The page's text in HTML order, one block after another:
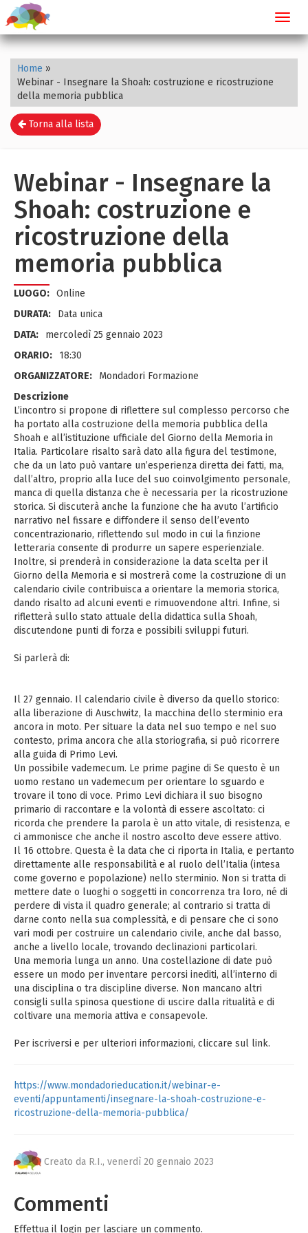
Home »
Webinar - Insegnare la Shoah: costruzione e ricostruzione
della memoria pubblica
Torna alla lista
Webinar - Insegnare la
Shoah: costruzione e
ricostruzione della
memoria pubblica
LUOGO: Online
DURATA:
Data unica
DATA:
mercoledì 25 gennaio 2023
ORARIO:
18:30
ORGANIZZATORE:
Mondadori Formazione
Descrizione
L’incontro si propone di riflettere sul complesso percorso che
ha portato alla costruzione della memoria pubblica della
Shoah e all’istituzione ufficiale del Giorno della Memoria in
Italia. Particolare risalto sarà dato alla figura del testimone,
che da un lato può vantare un’esperienza diretta dei fatti, ma,
dall’altro, proprio alla luce del suo coinvolgimento personale,
manca di quella distanza che è necessaria per la ricostruzione
storica. Si discuterà anche la funzione che ha avuto l’artificio
narrativo nel fissare e diffondere il senso dell’evento
concentrazionario, riflettendo sul modo in cui la finzione
letteraria consente di produrre un sapere esperienziale.
Inoltre, si prenderà in considerazione la data scelta per il
Giorno della Memoria e si mostrerà come la costruzione di un
calendario civile contribuisca a orientare la memoria storica,
dando risalto ad alcuni eventi e rimuovendone altri. Infine, si
rifletterà sullo stato attuale della didattica sulla Shoah,
discutendone punti di forza e possibili sviluppi futuri.
Si parlerà di:
Il 27 gennaio. Il calendario civile è diverso da quello storico:
alla liberazione di Auschwitz, la macchina dello sterminio era
ancora in moto. Per situare la data nel suo tempo e nel suo
contesto, prima ancora che alla storiografia, si può ricorrere
alla guida di Primo Levi.
Un possibile vademecum. Le prime pagine di Se questo è un
uomo restano un vademecum per orientare lo sguardo e
trovare il tono di voce. Primo Levi dichiara il suo bisogno
primario di raccontare e la volontà di essere ascoltato: ci
ricorda che prendere la parola è un atto vitale, di resistenza, e
ci ammonisce che anche il nostro ascolto deve essere attivo.
Il 16 ottobre. Questa è la data che ci riporta in Italia, e pertanto
direttamente alle responsabilità e al ruolo dell’Italia (intesa
come governo e popolazione) nello sterminio. Non si tratta di
mettere date o luoghi o soggetti in concorrenza tra loro, né di
perdere di vista il quadro generale; al contrario si tratta di
darne conto nella sua complessità, e di pensare che ci sono
vari modi per costruire un calendario civile, anche dal basso,
anche a livello locale, trovando declinazioni particolari.
Una memoria lunga un anno. Una costellazione di date può
essere un modo per inventare percorsi inediti, all’interno di
una disciplina o tra discipline diverse. Non mancano altri
consigli sulla spinosa questione di uscire dalla ritualità e di
coltivare una memoria attiva e consapevole.
Per iscriversi e per ulteriori informazioni, cliccare sul link.
https://www.mondadorieducation.it/webinar-e-
eventi/appuntamenti/insegnare-la-shoah-costruzione-e-
ricostruzione-della-memoria-pubblica/
Creato da R.I., venerdì 20 gennaio 2023
Commenti
Effettua il login per lasciare un commento.